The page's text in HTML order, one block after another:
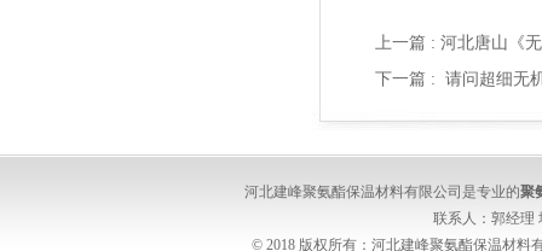
上一篇 : 河北唐山《
下一篇 : 请问超细无
河北建峰聚氨酯保温材料有限公司是专业的聚
联系人：郭经理
© 2018 版权所有：河北建峰聚氨酯保温材